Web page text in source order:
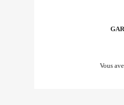
Vous